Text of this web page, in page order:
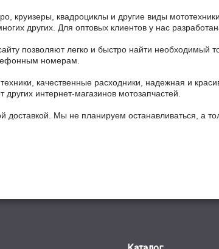
круизеры, квадроциклы и другие виды
других. Для оптовых клиентов у нас
позволяют легко и быстро найти необходимый
номерам.
качественные расходники, надежная и
интернет-магазинов мотозапчастей.
Мы не планируем останавливаться, а